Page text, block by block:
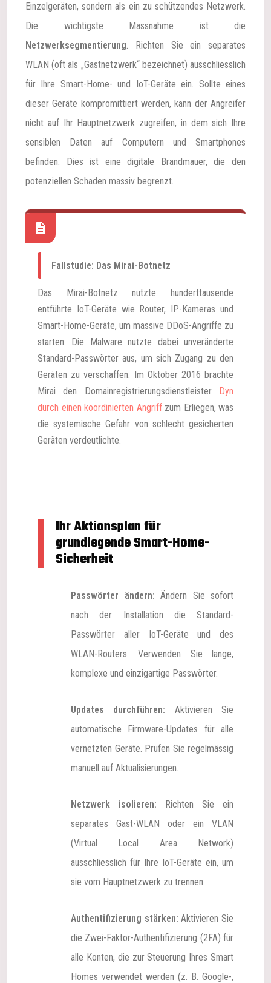
Einzelgeräten, sondern als ein zu schützendes Netzwerk.
Die wichtigste Massnahme ist die
Netzwerksegmentierung. Richten Sie ein separates
WLAN (oft als „Gastnetzwerk“ bezeichnet) ausschliesslich
für Ihre Smart-Home- und IoT-Geräte ein. Sollte eines
dieser Geräte kompromittiert werden, kann der Angreifer
nicht auf Ihr Hauptnetzwerk zugreifen, in dem sich Ihre
sensiblen Daten auf Computern und Smartphones
befinden. Dies ist eine digitale Brandmauer, die den
potenziellen Schaden massiv begrenzt.
Fallstudie: Das Mirai-Botnetz
Das Mirai-Botnetz nutzte hunderttausende
entführte IoT-Geräte wie Router, IP-Kameras und
Smart-Home-Geräte, um massive DDoS-Angriffe zu
starten. Die Malware nutzte dabei unveränderte
Standard-Passwörter aus, um sich Zugang zu den
Geräten zu verschaffen. Im Oktober 2016 brachte
Mirai den Domainregistrierungsdienstleister Dyn
durch einen koordinierten Angriffzum Erliegen, was
die systemische Gefahr von schlecht gesicherten
Geräten verdeutlichte.
Ihr Aktionsplan für
grundlegende Smart-Home-
Sicherheit
Passwörter ändern: Ändern Sie sofort
nach der Installation die Standard-
Passwörter aller IoT-Geräte und des
WLAN-Routers. Verwenden Sie lange,
komplexe und einzigartige Passwörter.
Updates durchführen: Aktivieren Sie
automatische Firmware-Updates für alle
vernetzten Geräte. Prüfen Sie regelmässig
manuell auf Aktualisierungen.
Netzwerk isolieren: Richten Sie ein
separates Gast-WLAN oder ein VLAN
(Virtual Local Area Network)
ausschliesslich für Ihre IoT-Geräte ein, um
sie vom Hauptnetzwerk zu trennen.
Authentifizierung stärken: Aktivieren Sie
die Zwei-Faktor-Authentifizierung (2FA) für
alle Konten, die zur Steuerung Ihres Smart
Homes verwendet werden (z. B. Google-,